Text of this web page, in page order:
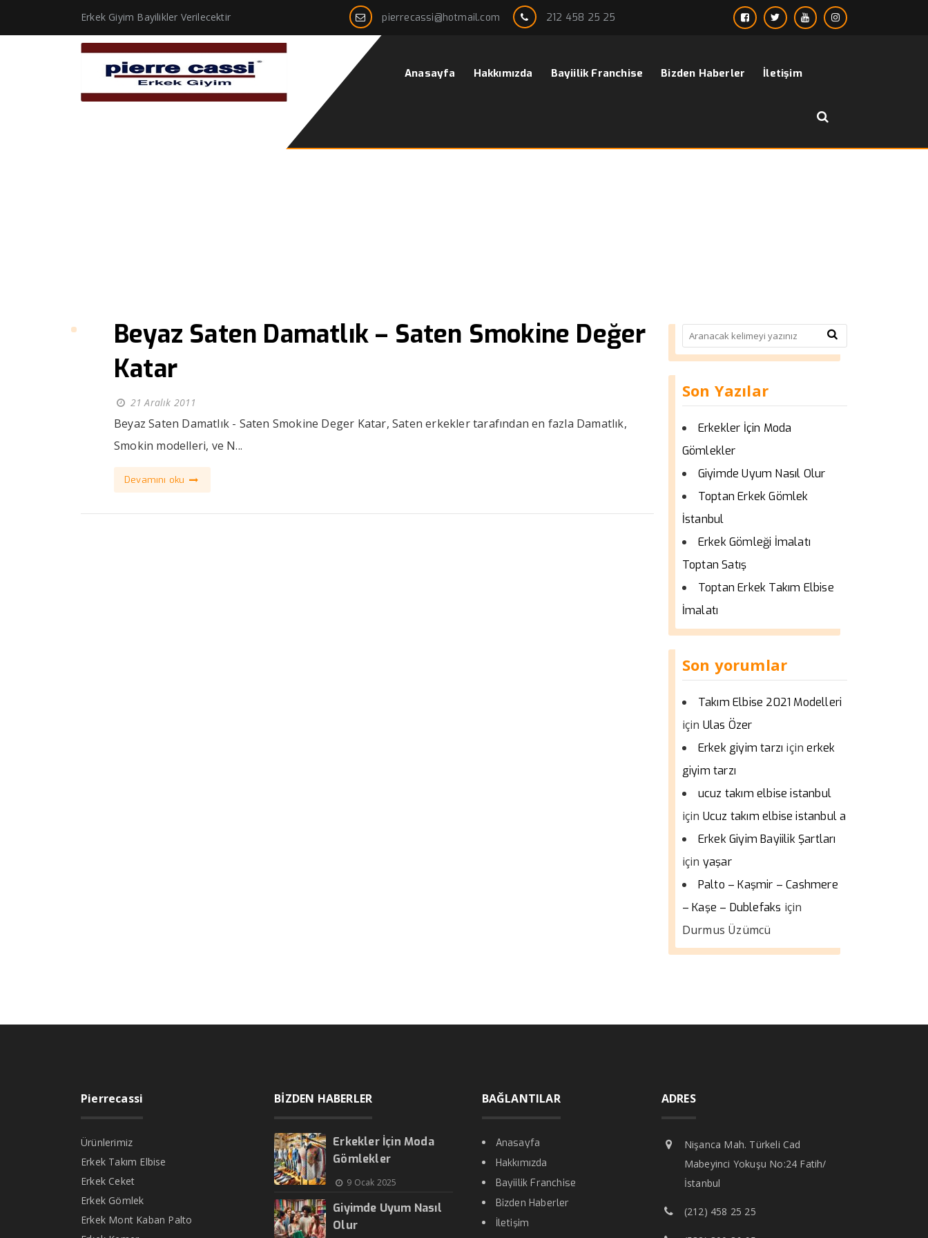
Erkek Giyim Bayilikler Verilecektir pierrecassi@hotmail.com 212 458 25 25
Anasayfa Hakkımızda Bayiilik Franchise Bizden Haberler İletişim
Beyaz Saten Damatlık – Saten Smokine Değer
Katar
21 Aralık 2011
Beyaz Saten Damatlık - Saten Smokine Deger Katar, Saten erkekler tarafından en fazla Damatlık,
Smokin modelleri, ve N...
Devamını oku
Son Yazılar
Erkekler İçin Moda
Gömlekler
Giyimde Uyum Nasıl Olur
Toptan Erkek Gömlek
İstanbul
Erkek Gömleği İmalatı
Toptan Satış
Toptan Erkek Takım Elbise
İmalatı
Son yorumlar
Takım Elbise 2021 Modelleri
için Ulas Özer
Erkek giyim tarzı içinerkek
giyim tarzı
ucuz takım elbise istanbul
için Ucuz takım elbise istanbul a
Erkek Giyim Bayiilik Şartları
için yaşar
Palto – Kaşmir – Cashmere
– Kaşe – Dublefaks için
Durmus Üzümcü
Pierrecassi
Ürünlerimiz
Erkek Takım Elbise
Erkek Ceket
Erkek Gömlek
Erkek Mont Kaban Palto
BİZDEN HABERLER
Erkekler İçin Moda
Gömlekler
9 Ocak 2025
Giyimde Uyum Nasıl
Olur
BAĞLANTILAR
Anasayfa
Hakkımızda
Bayiilik Franchise
Bizden Haberler
İletişim
ADRES
Nişanca Mah. Türkeli Cad
Mabeyinci Yokuşu No:24 Fatih/
İstanbul
(212) 458 25 25